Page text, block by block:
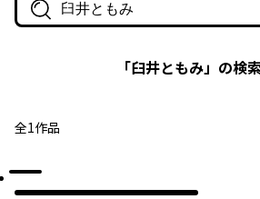
作品名・作家名で探す
「臼井ともみ」の検
全1作品